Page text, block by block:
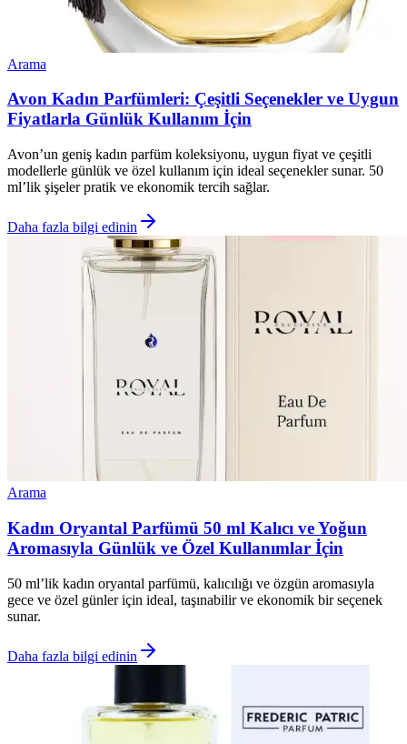
Arama
Avon Kadın Parfümleri: Çeşitli Seçenekler ve Uygun
Fiyatlarla Günlük Kullanım İçin
Avon’un geniş kadın parfüm koleksiyonu, uygun fiyat ve çeşitli
modellerle günlük ve özel kullanım için ideal seçenekler sunar. 50
ml’lik şişeler pratik ve ekonomik tercih sağlar.
Daha fazla bilgi edinin
Arama
Kadın Oryantal Parfümü 50 ml Kalıcı ve Yoğun
Aromasıyla Günlük ve Özel Kullanımlar İçin
50 ml’lik kadın oryantal parfümü, kalıcılığı ve özgün aromasıyla
gece ve özel günler için ideal, taşınabilir ve ekonomik bir seçenek
sunar.
Daha fazla bilgi edinin